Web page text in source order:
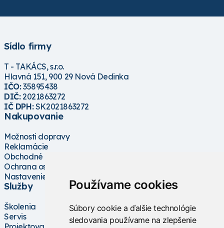
Používame cookies
Súbory cookie a ďalšie technológie
sledovania používame na zlepšenie
Sídlo firmy
T - TAKÁCS, s.r.o.
Hlavná 151, 900 29 Nová Dedinka
IČO:35895438
DIČ:2021863272
IČ DPH:SK2021863272
Nakupovanie
Možnosti dopravy
Reklamácie
Obchodné podmienky
Ochrana osobných údajov
Nastavenie cookies
Služby
Školenia
Servis